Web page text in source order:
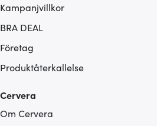
Kampanjvillkor
BRA DEAL
Företag
Produktåterkallelse
Cervera
Om Cervera